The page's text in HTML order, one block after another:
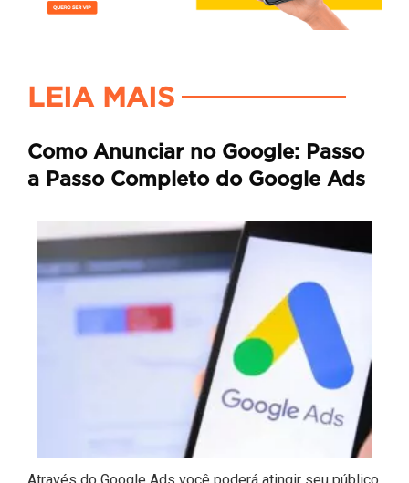
LEIA MAIS
Como Anunciar no Google: Passo
a Passo Completo do Google Ads